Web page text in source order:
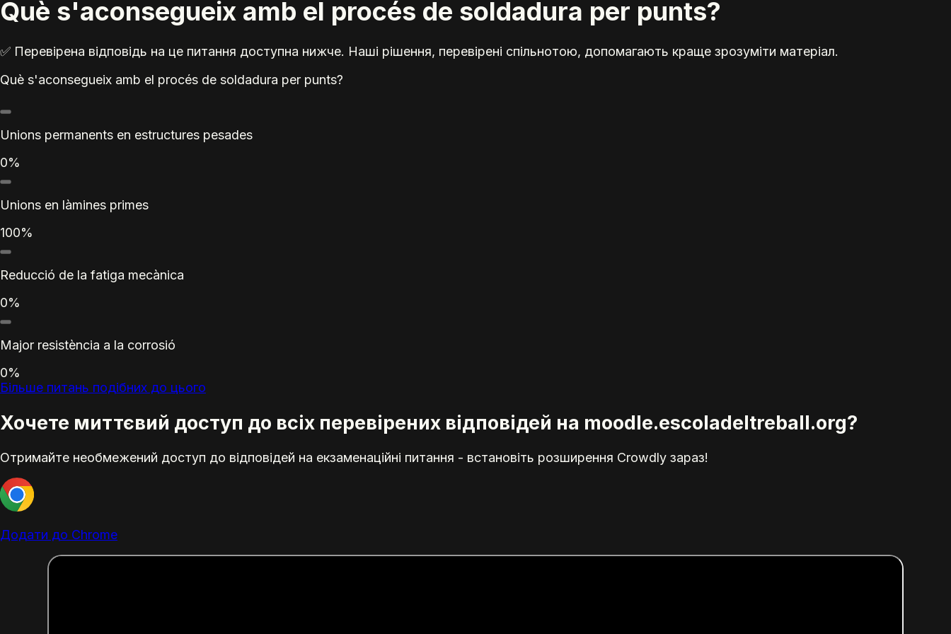
Què s'aconsegueix amb el procés de soldadura per punts?
✅ Перевірена відповідь на це питання доступна нижче. Наші рішення, перевірені спільнотою, допомагають краще зрозуміти матеріал.
Què s'aconsegueix amb el procés de soldadura per punts?
Unions permanents en estructures pesades
0%
Unions en làmines primes
100%
Reducció de la fatiga mecànica
0%
Major resistència a la corrosió
0%
Більше питань подібних до цього
Хочете миттєвий доступ до всіх перевірених відповідей на moodle.escoladeltreball.org?
Отримайте необмежений доступ до відповідей на екзаменаційні питання - встановіть розширення Crowdly зараз!
Додати до Chrome